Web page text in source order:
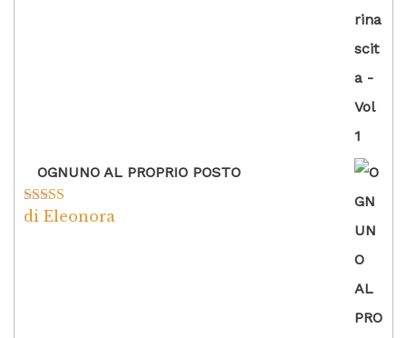
OGNUNO AL PROPRIO POSTO
Valutato5su
di Eleonora